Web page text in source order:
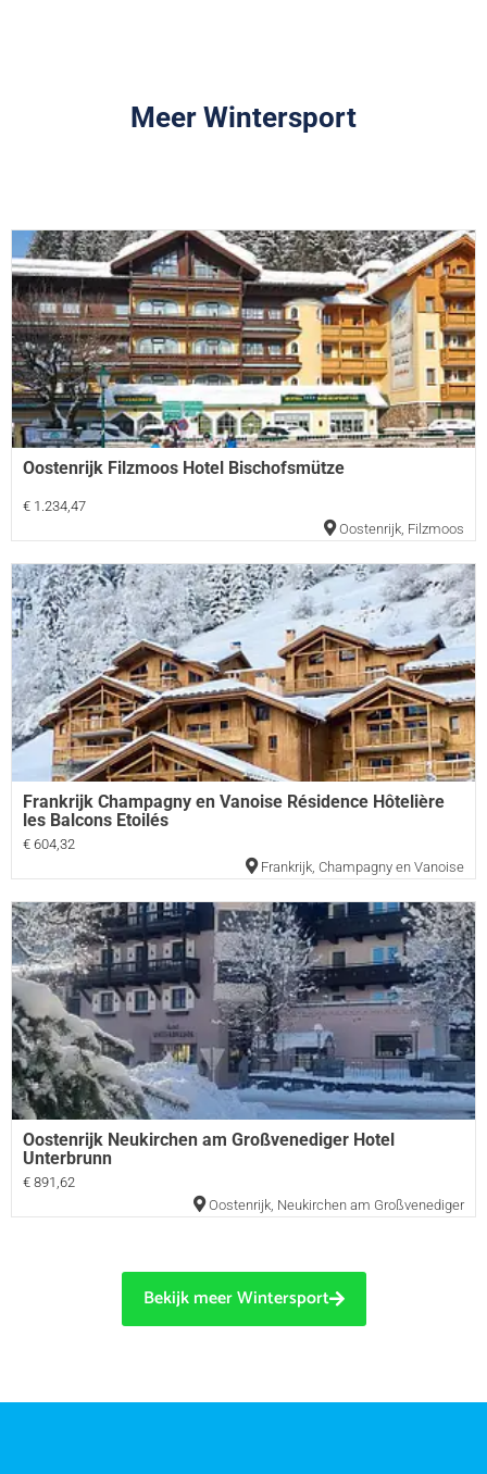
Meer Wintersport
Oostenrijk Filzmoos Hotel Bischofsmütze
€ 1.234,47
Oostenrijk, Filzmoos
Frankrijk Champagny en Vanoise Résidence Hôtelière
les Balcons Etoilés
€ 604,32
Frankrijk, Champagny en Vanoise
Oostenrijk Neukirchen am Großvenediger Hotel
Unterbrunn
€ 891,62
Oostenrijk, Neukirchen am Großvenediger
Bekijk meer Wintersport